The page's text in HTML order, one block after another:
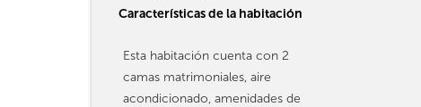
Características de la habitación
Esta habitación cuenta con 2
camas matrimoniales, aire
acondicionado, amenidades de